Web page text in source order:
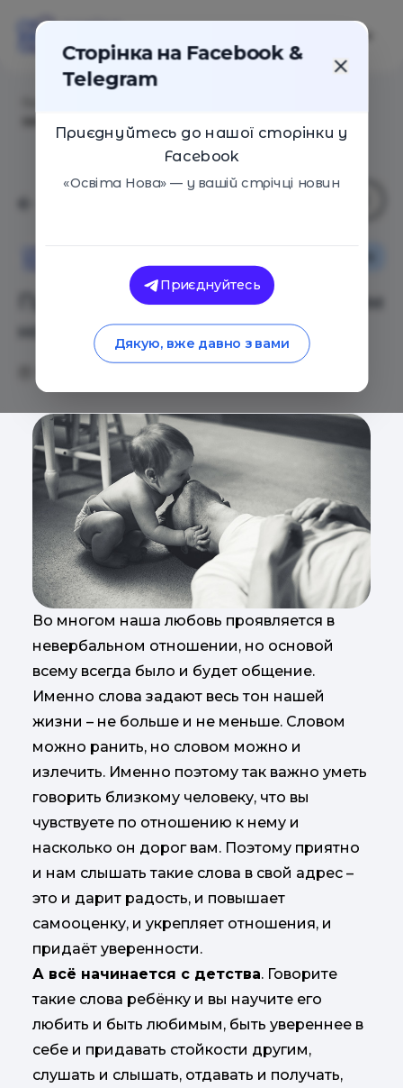
Простые истины. Родителям
на заметку
Во многом наша любовь проявляется в
невербальном отношении, но основой
всему всегда было и будет общение.
Именно слова задают весь тон нашей
жизни – не больше и не меньше. Словом
можно ранить, но словом можно и
излечить. Именно поэтому так важно уметь
говорить близкому человеку, что вы
чувствуете по отношению к нему и
насколько он дорог вам. Поэтому приятно
и нам слышать такие слова в свой адрес –
это и дарит радость, и повышает
самооценку, и укрепляет отношения, и
придаёт уверенности.
А всё начинается с детства. Говорите
такие слова ребёнку и вы научите его
любить и быть любимым, быть увереннее в
себе и придавать стойкости другим,
слушать и слышать, отдавать и получать,
Сторінка на Facebook &
Telegram
Приєднуйтесь до нашої сторінки у
Facebook
«Освіта Нова» — у вашій стрічці новин
Приєднуйтесь
Дякую, вже давно з вами